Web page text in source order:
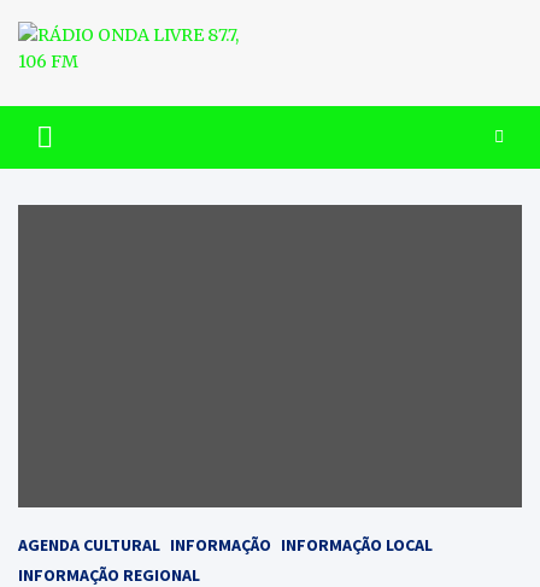
content
RÁDIO ONDA LIVRE 87.7, 106
FM
AGENDA CULTURAL INFORMAÇÃO INFORMAÇÃO LOCAL
INFORMAÇÃO REGIONAL